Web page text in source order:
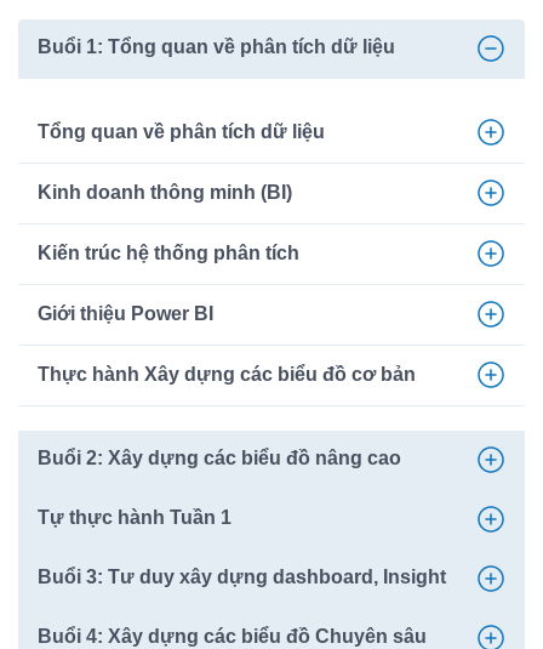
Buổi 1: Tổng quan về phân tích dữ liệu
Tổng quan về phân tích dữ liệu
Kinh doanh thông minh (BI)
Kiến trúc hệ thống phân tích
Giới thiệu Power BI
Thực hành Xây dựng các biểu đồ cơ bản
Buổi 2: Xây dựng các biểu đồ nâng cao
Tự thực hành Tuần 1
Buổi 3: Tư duy xây dựng dashboard, Insight
Buổi 4: Xây dựng các biểu đồ Chuyên sâu